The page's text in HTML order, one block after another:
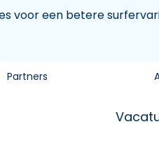
voor een betere
Partners